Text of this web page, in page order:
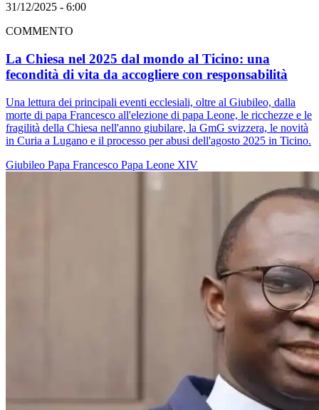
31/12/2025 - 6:00
COMMENTO
La Chiesa nel 2025 dal mondo al Ticino: una
fecondità di vita da accogliere con responsabilità
Una lettura dei principali eventi ecclesiali, oltre al Giubileo, dalla
morte di papa Francesco all'elezione di papa Leone, le ricchezze e le
fragilità della Chiesa nell'anno giubilare, la GmG svizzera, le novità
in Curia a Lugano e il processo per abusi dell'agosto 2025 in Ticino.
Giubileo Papa Francesco Papa Leone XIV